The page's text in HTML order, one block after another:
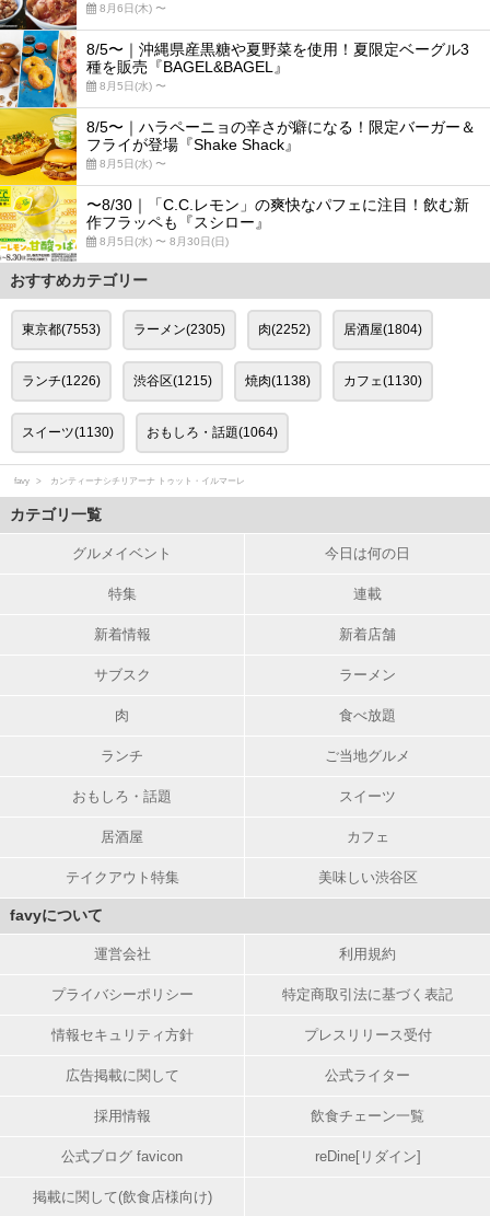
8月6日(木) 〜
8/5〜｜沖縄県産黒糖や夏野菜を使用！夏限定ベーグル3
種を販売『BAGEL&BAGEL』
8月5日(水) 〜
8/5〜｜ハラペーニョの辛さが癖になる！限定バーガー＆
フライが登場『Shake Shack』
8月5日(水) 〜
〜8/30｜「C.C.レモン」の爽快なパフェに注目！飲む新
作フラッペも『スシロー』
8月5日(水) 〜 8月30日(日)
おすすめカテゴリー
東京都(7553) ラーメン(2305) 肉(2252) 居酒屋(1804)
ランチ(1226) 渋谷区(1215) 焼肉(1138) カフェ(1130)
スイーツ(1130) おもしろ・話題(1064)
favy カンティーナシチリアーナ トゥット・イルマーレ
カテゴリ一覧
グルメイベント 今日は何の日
特集 連載
新着情報 新着店舗
サブスク ラーメン
肉 食べ放題
ランチ ご当地グルメ
おもしろ・話題 スイーツ
居酒屋 カフェ
テイクアウト特集 美味しい渋谷区
favyについて
運営会社 利用規約
プライバシーポリシー 特定商取引法に基づく表記
情報セキュリティ方針 プレスリリース受付
広告掲載に関して 公式ライター
採用情報 飲食チェーン一覧
公式ブログ favicon reDine[リダイン]
掲載に関して(飲食店様向け)